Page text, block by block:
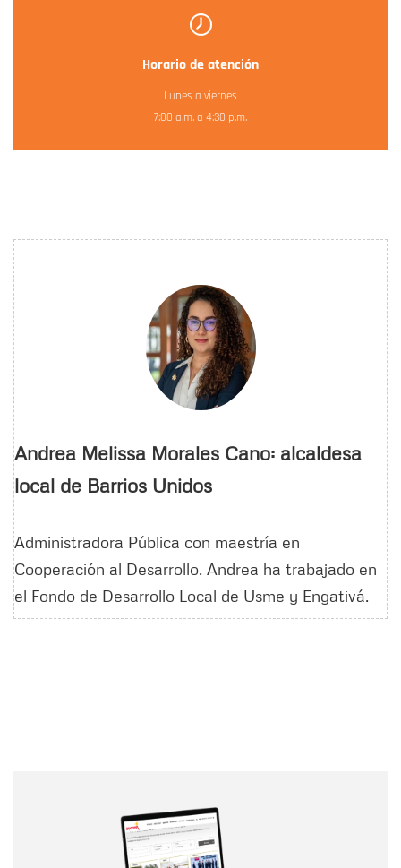
Horario de atención
Lunes a viernes
7:00 a.m. a 4:30 p.m.
Andrea Melissa Morales Cano: alcaldesa
local de Barrios Unidos
Administradora Pública con maestría en
Cooperación al Desarrollo. Andrea ha trabajado en
el Fondo de Desarrollo Local de Usme y Engativá.
Correo electrónico